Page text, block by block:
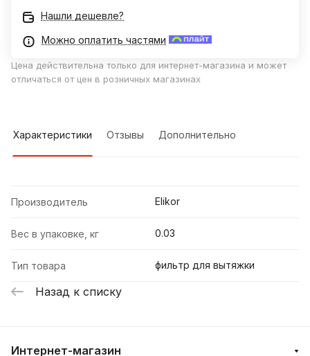
Нашли дешевле?
Можно оплатить частями
Цена действительна только для интернет-магазина и может
отличаться от цен в розничных магазинах
Характеристики Отзывы Дополнительно
Производитель Elikor
Вес в упаковке, кг 0.03
Тип товара фильтр для вытяжки
Назад к списку
Интернет-магазин